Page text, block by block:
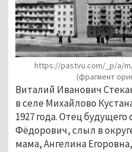
https://pastvu.com/_p/a/
(фрагмент
Виталий Иванович
в селе Михайлово
1927 года. Отец
Фёдорович, слыл в
мама, Ангелина